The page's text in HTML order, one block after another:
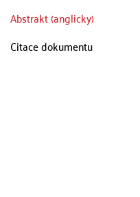
Abstrakt (anglicky)
Citace dokumentu